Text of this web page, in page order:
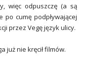
więc odpuszczę (a są
cumę podpływającej
przez Vegę język ulicy.
już nie kręcił filmów.